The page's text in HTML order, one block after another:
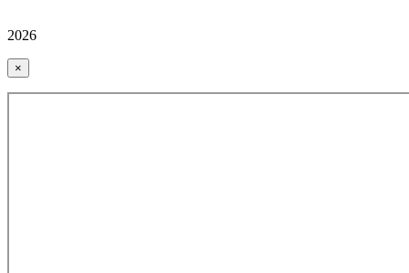
2026
×